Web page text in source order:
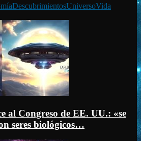
DescubrimientosUniversoVida
al Congreso de EE. UU.: «se
seres biológicos…